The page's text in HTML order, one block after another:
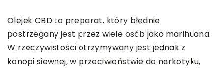
Olejek CBD to preparat, który błędnie
postrzegany jest przez wiele osób jako marihuana.
W rzeczywistości otrzymywany jest jednak z
konopi siewnej, w przeciwieństwie do narkotyku,